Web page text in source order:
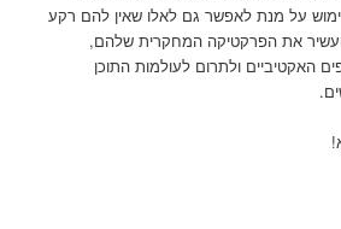
על מנת לאפשר גם לאלו שאין להם רקע
את הפרקטיקה המחקרית שלהם,
האקטיביים ולתרום לעולמות התוכן